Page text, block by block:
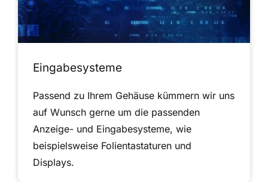
Eingabesysteme
Passend zu Ihrem Gehäuse kümmern wir uns
auf Wunsch gerne um die passenden
Anzeige- und Eingabesysteme, wie
beispielsweise Folientastaturen und
Displays.